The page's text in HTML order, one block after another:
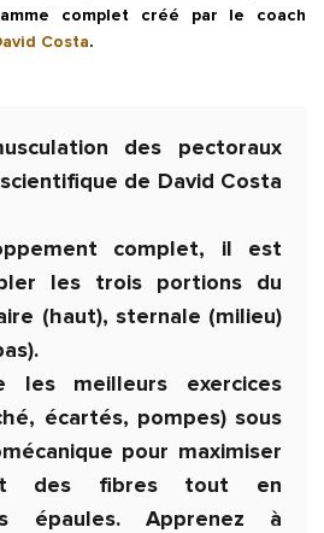
complet créé par le coach
Costa.
des pectoraux
de David Costa
complet, il est
les trois portions du
(haut), sternale (milieu)
les meilleurs exercices
écartés, pompes) sous
pour maximiser
des fibres tout en
épaules. Apprenez à